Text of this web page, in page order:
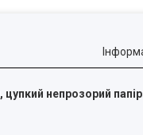
, цупкий непрозорий